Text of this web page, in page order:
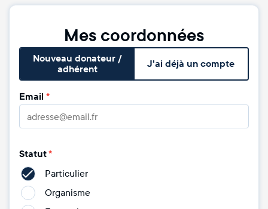
Mes coordonnées
Nouveau donateur /
adhérent
J'ai déjà un compte
Email *
Statut*
Particulier
Organisme